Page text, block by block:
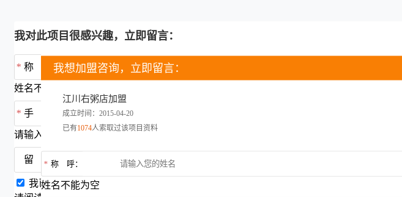
我对此项目很感兴趣，立即留言：
* 称 呼：
姓名不能为空
* 手 机：
请输入正确的手机号码
留 言：
我已阅读并同意《餐饮加盟网服务条款》
我想加盟咨询，立即留言：
江川右粥店加盟
成立时间：2015-04-20
已有1074人索取过该项目资料
* 称 呼：
姓名不能为空